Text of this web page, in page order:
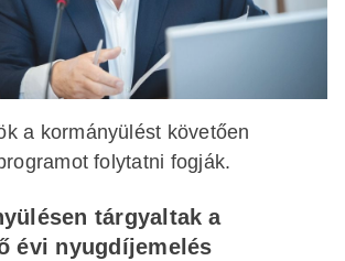
a kormányülést követően
folytatni fogják.
tárgyaltak a
évi nyugdíjemelés